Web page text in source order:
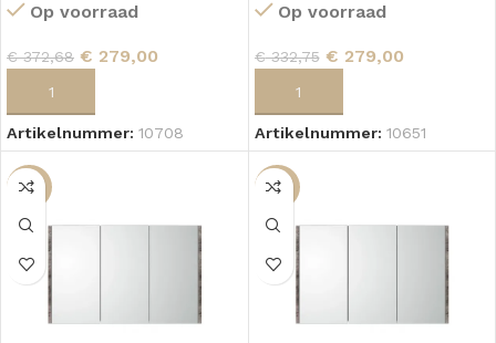
Op voorraad
€372,68 € 279,00
Artikelnummer: 10708
Op voorraad
€332,75 € 279,00
Artikelnummer: 10651
-16% -16%